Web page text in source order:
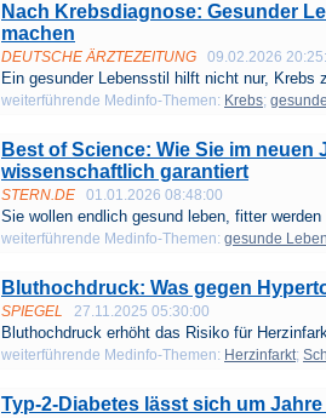
Nach Krebsdiagnose: Gesunder
machen
DEUTSCHE ÄRZTEZEITUNG 09.02.2026
Ein gesunder Lebensstil hilft nicht nur, Krebs
weiterführende Medinfo-Themen: Krebs;
Best of Science: Wie Sie im neuen
wissenschaftlich garantiert
STERN.DE 01.01.2026 08:48:00
Sie wollen endlich gesund leben, fitter werden
weiterführende Medinfo-Themen: gesunde
Bluthochdruck: Was gegen
SPIEGEL 27.11.2025 05:30:00
Bluthochdruck erhöht das Risiko für
weiterführende Medinfo-Themen: Herzinfarkt;
Typ-2-Diabetes lässt sich um